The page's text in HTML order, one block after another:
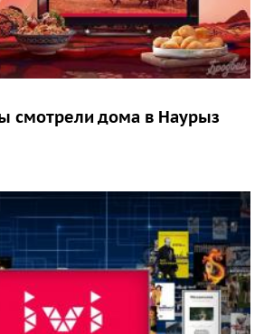
смотрели дома в Наурыз